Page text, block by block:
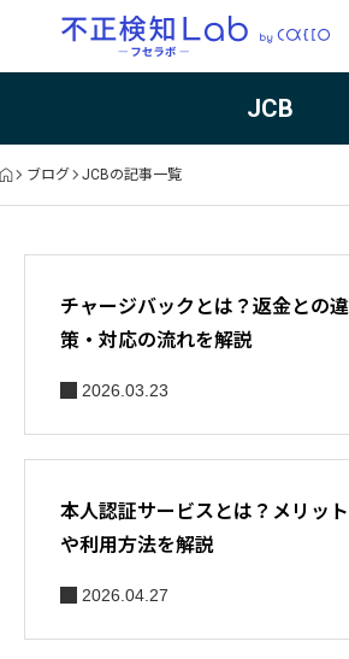
JCB
ブログ JCBの記事一覧
チャージバックとは？返金との
策・対応の流れを解説
2026.03.23
本人認証サービスとは？メリッ
や利用方法を解説
2026.04.27